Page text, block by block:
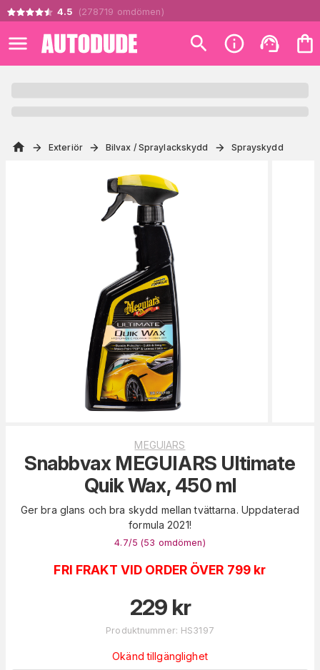
4.5 (278719 omdömen )
Exteriör Bilvax / Spraylackskydd Sprayskydd
MEGUIARS
Snabbvax MEGUIARS Ultimate
Quik Wax, 450 ml
Ger bra glans och bra skydd mellan tvättarna. Uppdaterad
formula 2021!
4.7/5 (53 omdömen)
FRI FRAKT VID ORDER ÖVER 799 kr
229 kr
Produktnummer: HS3197
Okänd tillgänglighet